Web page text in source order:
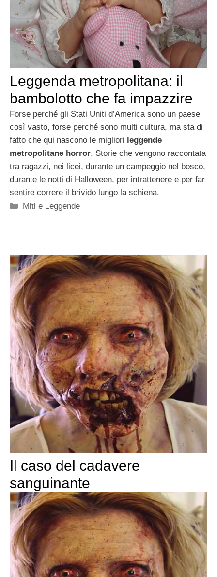
Leggenda metropolitana: il
bambolotto che fa impazzire
Forse perché gli Stati Uniti d’America sono un paese
così vasto, forse perché sono multi cultura, ma sta di
fatto che qui nascono le migliori leggende
metropolitane horror. Storie che vengono raccontata
tra ragazzi, nei licei, durante un campeggio nel bosco,
durante le notti di Halloween, per intrattenere e per far
sentire correre il brivido lungo la schiena.
Categorie
Miti e Leggende
Il caso del cadavere
sanguinante